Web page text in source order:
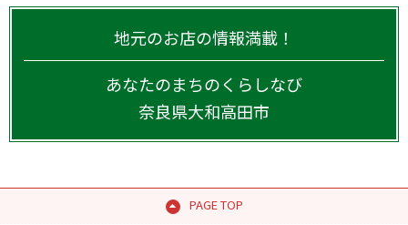
地元のお店の情報満載！
あなたのまちのくらしなび
奈良県大和高田市
PAGE TOP